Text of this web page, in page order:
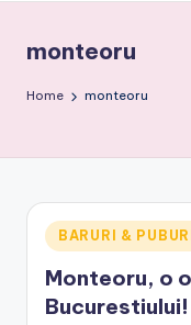
e
s
a
f
e
urbane
monteoru
Home monteoru
Posted
BARURI & PUBURI
Monteoru, o
Bucurestiului!